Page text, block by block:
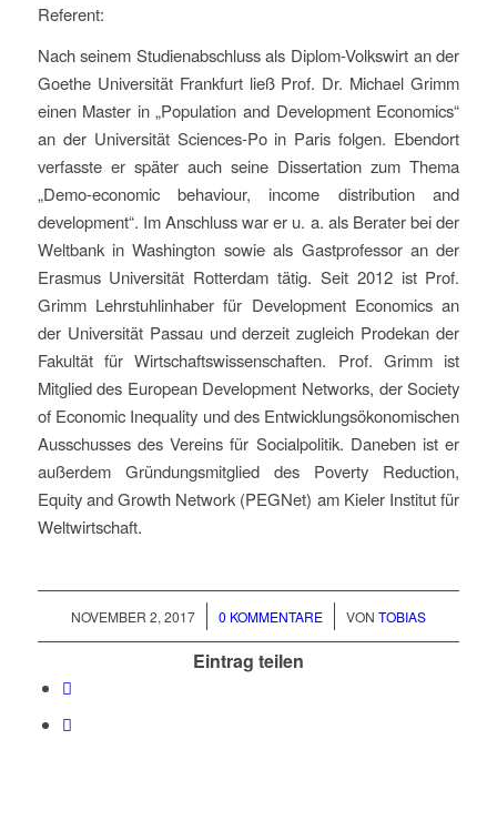
Referent:
Nach seinem Studienabschluss als Diplom-Volkswirt an der
Goethe Universität Frankfurt ließ Prof. Dr. Michael Grimm
einen Master in „Population and Development Economics“
an der Universität Sciences-Po in Paris folgen. Ebendort
verfasste er später auch seine Dissertation zum Thema
„Demo-economic behaviour, income distribution and
development“. Im Anschluss war er u. a. als Berater bei der
Weltbank in Washington sowie als Gastprofessor an der
Erasmus Universität Rotterdam tätig. Seit 2012 ist Prof.
Grimm Lehrstuhlinhaber für Development Economics an
der Universität Passau und derzeit zugleich Prodekan der
Fakultät für Wirtschaftswissenschaften. Prof. Grimm ist
Mitglied des European Development Networks, der Society
of Economic Inequality und des Entwicklungsökonomischen
Ausschusses des Vereins für Socialpolitik. Daneben ist er
außerdem Gründungsmitglied des Poverty Reduction,
Equity and Growth Network (PEGNet) am Kieler Institut für
Weltwirtschaft.
NOVEMBER 2, 2017
/ 0 KOMMENTARE
/ VON TOBIAS
Eintrag teilen